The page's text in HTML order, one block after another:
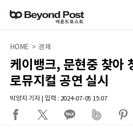
HOME > 경제
케이뱅크, 문현중 찾아
로뮤지컬 공연 실시
박양지 기자 | 입력 : 2024-07-05 15:07